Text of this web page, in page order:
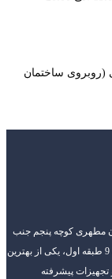
(روبروی ساختمان
مطهری کوچه پنجم جنب
داروخانه دکتر حاتمی (روبروی ساختمان پزشکان پاستور) پلاک 9 طبقه اول، یکی از بهترین
پیشرفته